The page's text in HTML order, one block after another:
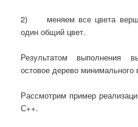
2) меняем все цвета
один общий цвет.
Результатом выполнения
остовое дерево минимального
Рассмотрим пример
С++.